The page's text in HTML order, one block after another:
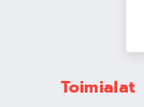
Toimialat